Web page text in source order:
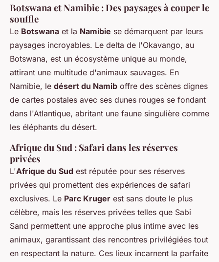
Botswana et Namibie : Des paysages à couper le
souffle
Le Botswana et la Namibie se démarquent par leurs
paysages incroyables. Le delta de l'Okavango, au
Botswana, est un écosystème unique au monde,
attirant une multitude d'animaux sauvages. En
Namibie, le désert du Namib offre des scènes dignes
de cartes postales avec ses dunes rouges se fondant
dans l'Atlantique, abritant une faune singulière comme
les éléphants du désert.
Afrique du Sud : Safari dans les réserves
privées
L'Afrique du Sud est réputée pour ses réserves
privées qui promettent des expériences de safari
exclusives. Le Parc Kruger est sans doute le plus
célèbre, mais les réserves privées telles que Sabi
Sand permettent une approche plus intime avec les
animaux, garantissant des rencontres privilégiées tout
en respectant la nature. Ces lieux incarnent la parfaite